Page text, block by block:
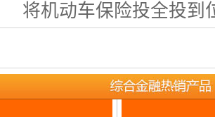
将机动车保险投全投到